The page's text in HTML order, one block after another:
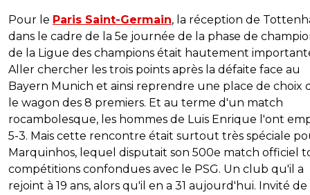
Pour le Paris Saint-Germain, la réception de
dans le cadre de la 5e journée de la phase de
de la Ligue des champions était hautement
Aller chercher les trois points après la défaite face au
Bayern Munich et ainsi reprendre une place de choix
le wagon des 8 premiers. Et au terme d'un match
rocambolesque, les hommes de Luis Enrique l'ont
5-3. Mais cette rencontre était surtout très spéciale
Marquinhos, lequel disputait son 500e match officiel
compétitions confondues avec le PSG. Un club qu'il a
rejoint à 19 ans, alors qu'il en a 31 aujourd'hui. Invité de